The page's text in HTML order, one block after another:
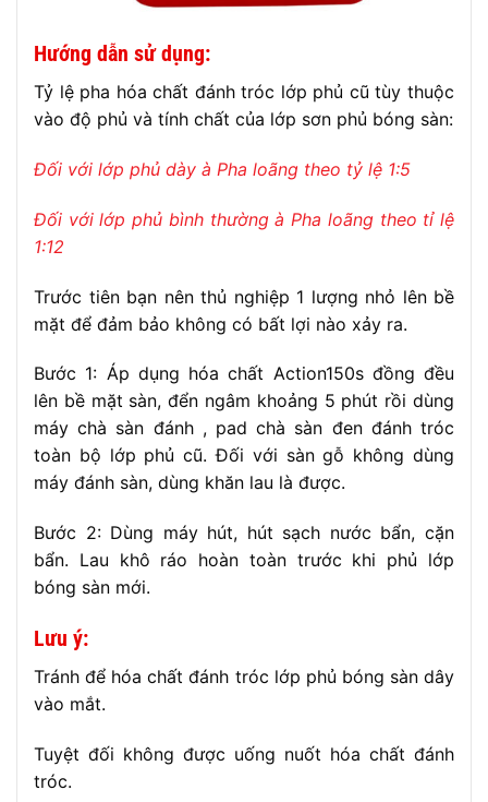
Hướng dẫn sử dụng:
Tỷ lệ pha hóa chất đánh tróc lớp phủ cũ tùy thuộc
vào độ phủ và tính chất của lớp sơn phủ bóng sàn:
Đối với lớp phủ dày à Pha loãng theo tỷ lệ 1:5
Đối với lớp phủ bình thường à Pha loãng theo tỉ lệ
1:12
Trước tiên bạn nên thủ nghiệp 1 lượng nhỏ lên bề
mặt để đảm bảo không có bất lợi nào xảy ra.
Bước 1: Áp dụng hóa chất Action150s đồng đều
lên bề mặt sàn, đển ngâm khoảng 5 phút rồi dùng
máy chà sàn đánh , pad chà sàn đen đánh tróc
toàn bộ lớp phủ cũ. Đối với sàn gỗ không dùng
máy đánh sàn, dùng khăn lau là được.
Bước 2: Dùng máy hút, hút sạch nước bẩn, cặn
bẩn. Lau khô ráo hoàn toàn trước khi phủ lớp
bóng sàn mới.
Lưu ý:
Tránh để hóa chất đánh tróc lớp phủ bóng sàn dây
vào mắt.
Tuyệt đối không được uống nuốt hóa chất đánh
tróc.